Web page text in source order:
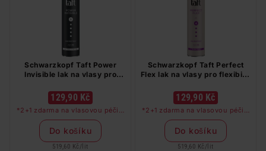
Schwarzkopf Taft Power
Invisible lak na vlasy pro
129,90 Kč
*2+1 zdarma na vlasovou péči v
libovolné kombinaci, nejlevnější
produkt zdarma. Neplatí na
barvy na vlasy a cestovní balení.
Do košíku
519,60 Kč / lit
Schwarzkopf Taft Perfect
Flex lak na vlasy pro flexibilní
129,90 Kč
*2+1 zdarma na vlasovou péči v
libovolné kombinaci, nejlevnější
produkt zdarma. Neplatí na
barvy na vlasy a cestovní balení.
Do košíku
519,60 Kč / lit